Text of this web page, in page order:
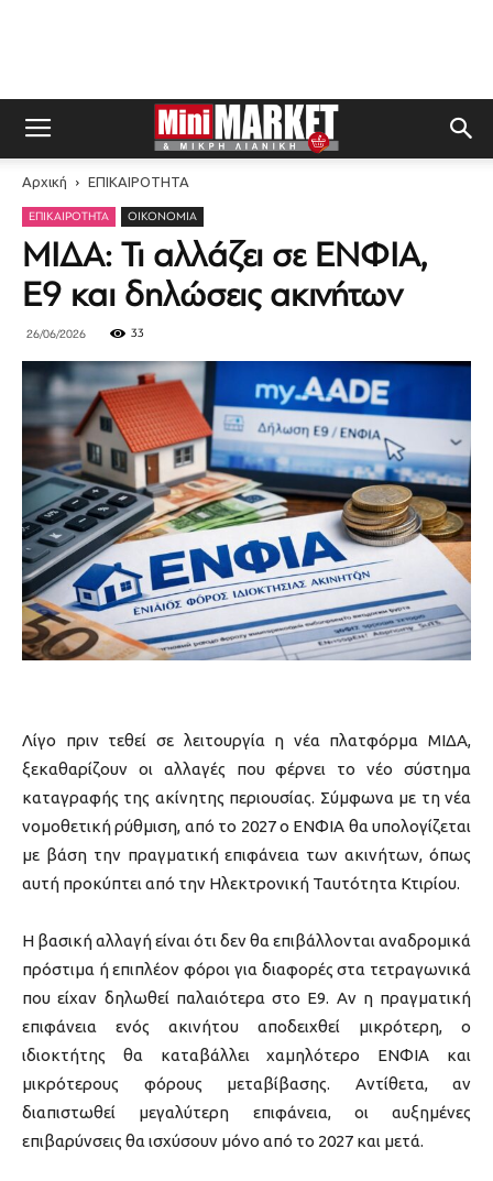
Αρχική ΕΠΙΚΑΙΡΟΤΗΤΑ
ΕΠΙΚΑΙΡΟΤΗΤΑ ΟΙΚΟΝΟΜΊΑ
ΜΙΔΑ: Τι αλλάζει σε ΕΝΦΙΑ,
Ε9 και δηλώσεις ακινήτων
26/06/2026 33
Λίγο πριν τεθεί σε λειτουργία η νέα πλατφόρμα ΜΙΔΑ,
ξεκαθαρίζουν οι αλλαγές που φέρνει το νέο σύστημα
καταγραφής της ακίνητης περιουσίας. Σύμφωνα με τη νέα
νομοθετική ρύθμιση, από το 2027 ο ΕΝΦΙΑ θα υπολογίζεται
με βάση την πραγματική επιφάνεια των ακινήτων, όπως
αυτή προκύπτει από την Ηλεκτρονική Ταυτότητα Κτιρίου.
Η βασική αλλαγή είναι ότι δεν θα επιβάλλονται αναδρομικά
πρόστιμα ή επιπλέον φόροι για διαφορές στα τετραγωνικά
που είχαν δηλωθεί παλαιότερα στο Ε9. Αν η πραγματική
επιφάνεια ενός ακινήτου αποδειχθεί μικρότερη, ο
ιδιοκτήτης θα καταβάλλει χαμηλότερο ΕΝΦΙΑ και
μικρότερους φόρους μεταβίβασης. Αντίθετα, αν
διαπιστωθεί μεγαλύτερη επιφάνεια, οι αυξημένες
επιβαρύνσεις θα ισχύσουν μόνο από το 2027 και μετά.